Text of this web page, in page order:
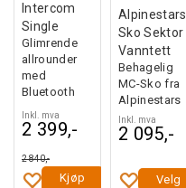
Intercom
Single
Glimrende
allrounder
med
Bluetooth
Inkl. mva
2 399,-
2 840,-
Kjøp
Alpinestars
Sko Sektor
Vanntett
Behagelig
MC-Sko fra
Alpinestars
Inkl. mva
2 095,-
Velg